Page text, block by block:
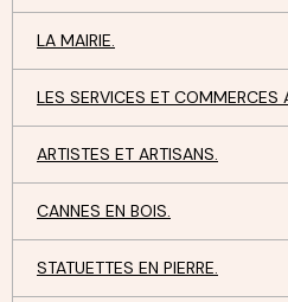
LA MAIRIE.
LES SERVICES ET COMMERCES
ARTISTES ET ARTISANS.
CANNES EN BOIS.
STATUETTES EN PIERRE.